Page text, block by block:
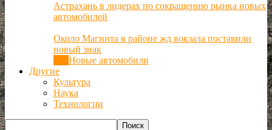
Астрахань в лидерах по сокращению рынка новых
автомобилей
Около Магнита в районе жд вокзала поставили
новый знак
Новые автомобили
Другие
Культура
Наука
Технологии